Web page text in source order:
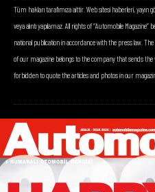
Tüm hakları tarafımıza aittir. Web sitesi haberleri, yayın
veya alıntı yapılamaz. All rights of “Automobile
national publication in accordance with the press law.
of our magazine belongs to the company that sends
forbidden to quote the articles and photos in our